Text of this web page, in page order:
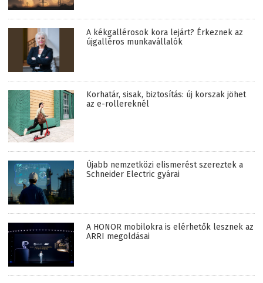
A kékgallérosok kora lejárt? Érkeznek az
újgalléros munkavállalók
Korhatár, sisak, biztosítás: új korszak jöhet
az e-rollereknél
Újabb nemzetközi elismerést szereztek a
Schneider Electric gyárai
A HONOR mobilokra is elérhetők lesznek az
ARRI megoldásai